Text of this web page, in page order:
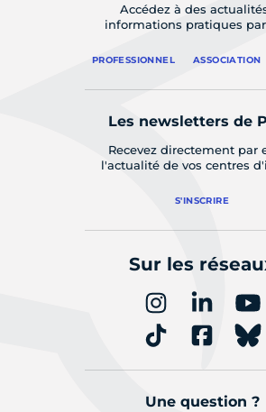
Accédez à des
informations pratiques
PROFESSIONNEL ASSOCIATION
Les newsletters de
Recevez directement par
l'actualité de vos centres
S'INSCRIRE
Sur les
Une question ?